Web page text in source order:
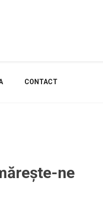
CONTACT
ne